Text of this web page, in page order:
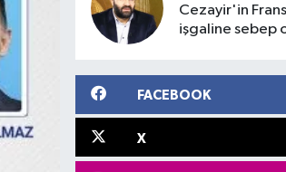
Cezayir'in
işgaline sebep
FACEBOOK
X